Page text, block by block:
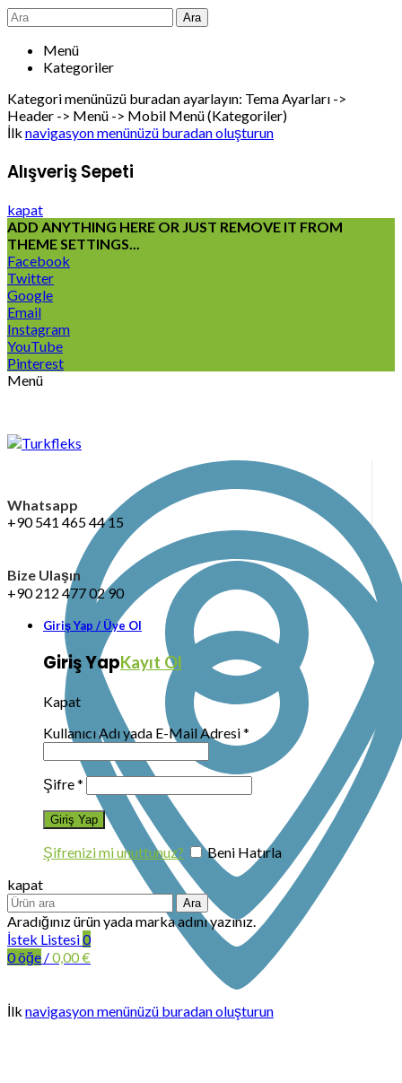
Ara
Menü
Kategoriler
Kategori menünüzü buradan ayarlayın: Tema Ayarları ->
Header -> Menü -> Mobil Menü (Kategoriler)
İlk navigasyon menünüzü buradan oluşturun
Alışveriş Sepeti
kapat
ADD ANYTHING HERE OR JUST REMOVE IT FROM
THEME SETTINGS...
Facebook
Twitter
Google
Email
Instagram
YouTube
Pinterest
Menü
Whatsapp
+90 541 465 44 15
Bize Ulaşın
+90 212 477 02 90
Giriş Yap / Üye Ol
Giriş YapKayıt Ol
Kapat
Kullanıcı Adı yada E-Mail Adresi*
Şifre*
Şifrenizi mi unuttunuz?
Beni Hatırla
kapat
Ara
Aradığınız ürün yada marka adını yazınız.
İstek Listesi0
0öğe /0,00€
İlk navigasyon menünüzü buradan oluşturun